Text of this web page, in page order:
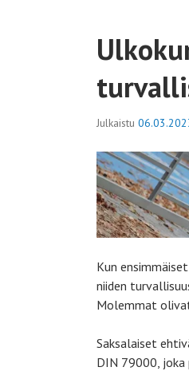
Julkaistu
Kun
niiden
Molemmat
Saksalaiset
DIN 79000, joka